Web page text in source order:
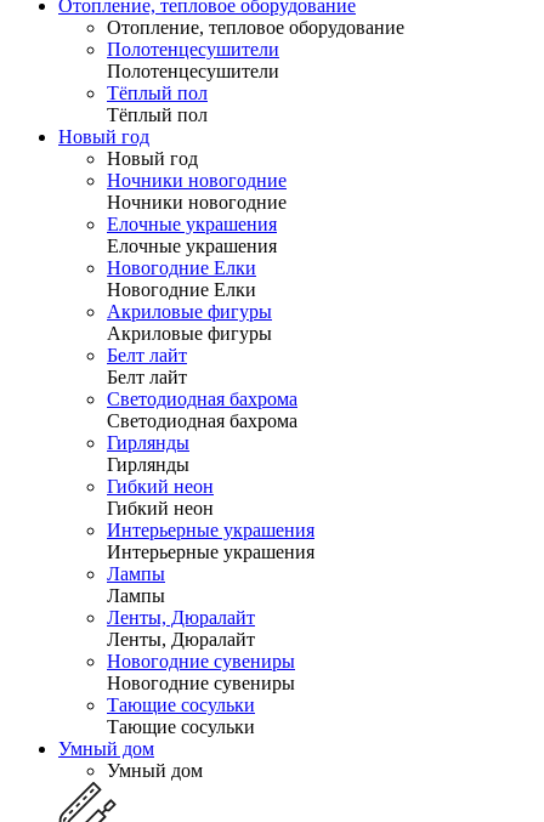
Отопление, тепловое оборудование
Отопление, тепловое оборудование
Полотенцесушители
Полотенцесушители
Тёплый пол
Тёплый пол
Новый год
Новый год
Ночники новогодние
Ночники новогодние
Елочные украшения
Елочные украшения
Новогодние Елки
Новогодние Елки
Акриловые фигуры
Акриловые фигуры
Белт лайт
Белт лайт
Светодиодная бахрома
Светодиодная бахрома
Гирлянды
Гирлянды
Гибкий неон
Гибкий неон
Интерьерные украшения
Интерьерные украшения
Лампы
Лампы
Ленты, Дюралайт
Ленты, Дюралайт
Новогодние сувениры
Новогодние сувениры
Тающие сосульки
Тающие сосульки
Умный дом
Умный дом